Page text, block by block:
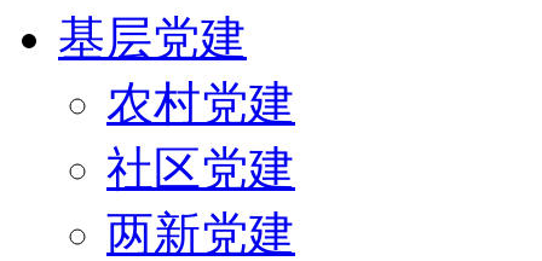
基层党建
农村党建
社区党建
两新党建